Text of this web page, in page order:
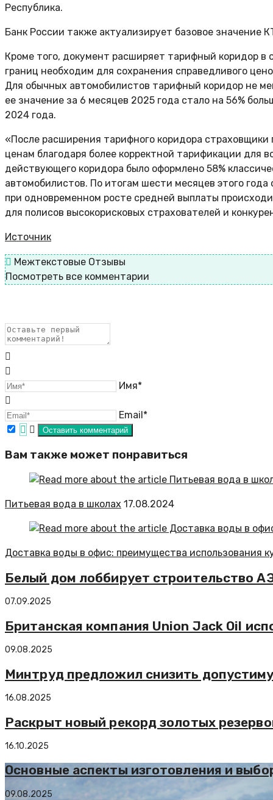
Республика.
Банк России также актуализирует базовое значение
Кроме того, документ расширяет тарифный коридор в
границ необходим для сохранения справедливого
Для обычных автомобилистов тарифный коридор не
ее значение за 6 месяцев 2025 года стало на 56%
2024 года.
«После расширения тарифного коридора
ценам благодаря более корректной тарификации для
действующего коридора было оформлено 58%
автомобилистов. По итогам шести месяцев этого
при одновременном росте средней выплаты
для полисов высокорисковых страхователей и
Источник
Межтекстовые Отзывы
Посмотреть все комментарии
Имя*
Email*
Вам также может понравиться
Питьевая вода в школах 17.08.2024
Доставка воды в офис: преимущества использования
Белый дом лоббирует строительство
07.09.2025
Британская компания Union Jack Oil
09.08.2025
Минтруд предложил снизить
16.08.2025
Раскрыт новый рекорд золотых
16.10.2025
Основные аспекты изготовления и
09.08.2025